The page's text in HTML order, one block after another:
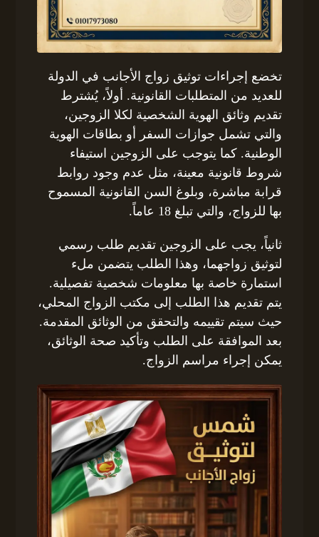
تخضع إجراءات توثيق زواج الأجانب في الدولة
للعديد من المتطلبات القانونية. أولاً، يُشترط
تقديم وثائق الهوية الشخصية لكلا الزوجين،
والتي تشمل جوازات السفر أو بطاقات الهوية
الوطنية. كما يتوجب على الزوجين استيفاء
شروط قانونية معينة، مثل عدم وجود روابط
قرابة مباشرة، وبلوغ السن القانونية المسموح
بها للزواج، والتي تبلغ 18 عاماً.
ثانياً، يجب على الزوجين تقديم طلب رسمي
لتوثيق زواجهما، وهذا الطلب يتضمن ملء
استمارة خاصة بها معلومات شخصية تفصيلية.
يتم تقديم هذا الطلب إلى مكتب الزواج المحلي،
حيث سيتم تقييمه والتحقق من الوثائق المقدمة.
بعد الموافقة على الطلب وتأكيد صحة الوثائق،
يمكن إجراء مراسم الزواج.